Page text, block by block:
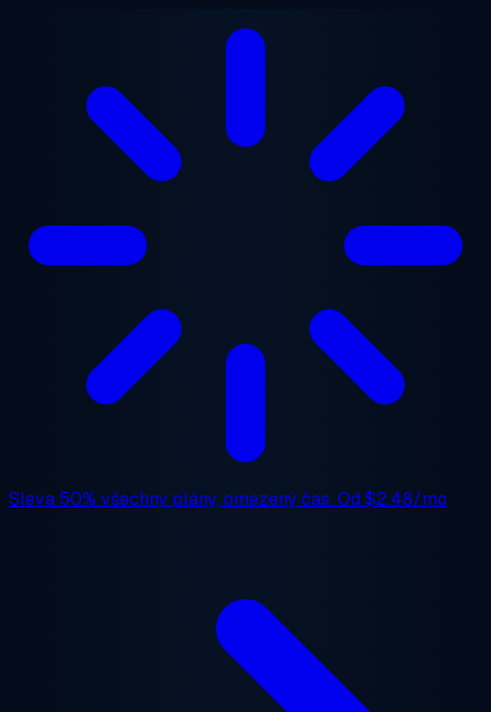
Sleva 50% všechny plány, omezený čas. Od $2.48/mo